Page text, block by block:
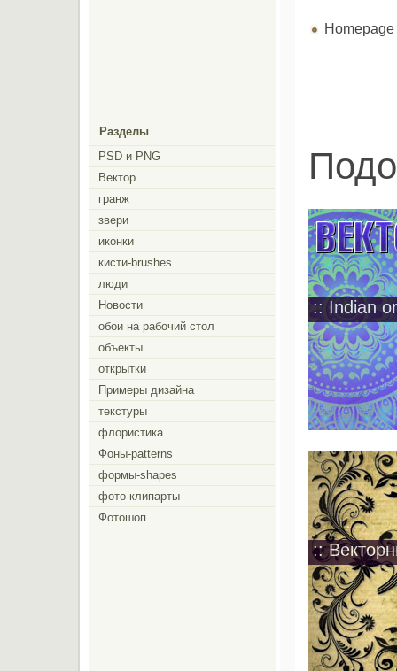
Homepage
:: Indian
::
Разделы
PSD и PNG
Вектор
гранж
звери
иконки
кисти-brushes
люди
Новости
обои на рабочий стол
объекты
открытки
Примеры дизайна
текстуры
флористика
Фоны-patterns
формы-shapes
фото-клипарты
Фотошоп